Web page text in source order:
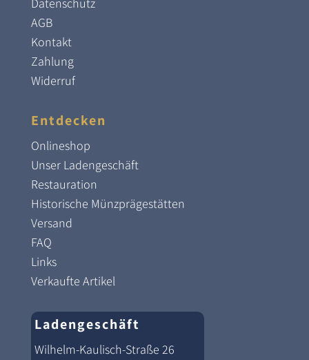
Datenschutz
AGB
Kontakt
Zahlung
Widerruf
Entdecken
Onlineshop
Unser Ladengeschäft
Restauration
Historische Münzprägestätten
Versand
FAQ
Links
Verkaufte Artikel
Ladengeschäft
Wilhelm-Kaulisch-Straße 26